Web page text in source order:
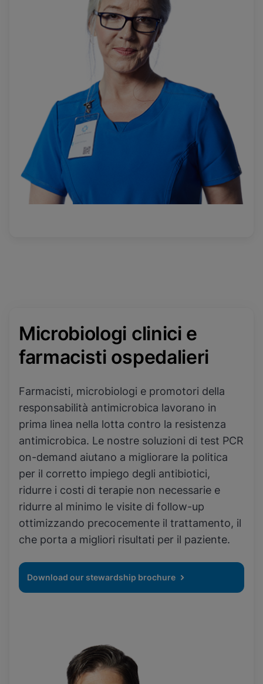
Microbiologi clinici e
farmacisti ospedalieri
Farmacisti, microbiologi e promotori della
responsabilità antimicrobica lavorano in
prima linea nella lotta contro la resistenza
antimicrobica. Le nostre soluzioni di test PCR
on-demand aiutano a migliorare la politica
per il corretto impiego degli antibiotici,
ridurre i costi di terapie non necessarie e
ridurre al minimo le visite di follow-up
ottimizzando precocemente il trattamento, il
che porta a migliori risultati per il paziente.
Download our stewardship brochure